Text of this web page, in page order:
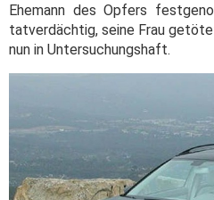
Ehemann des Opfers
tatverdächtig, seine Frau
nun in Untersuchungshaft.